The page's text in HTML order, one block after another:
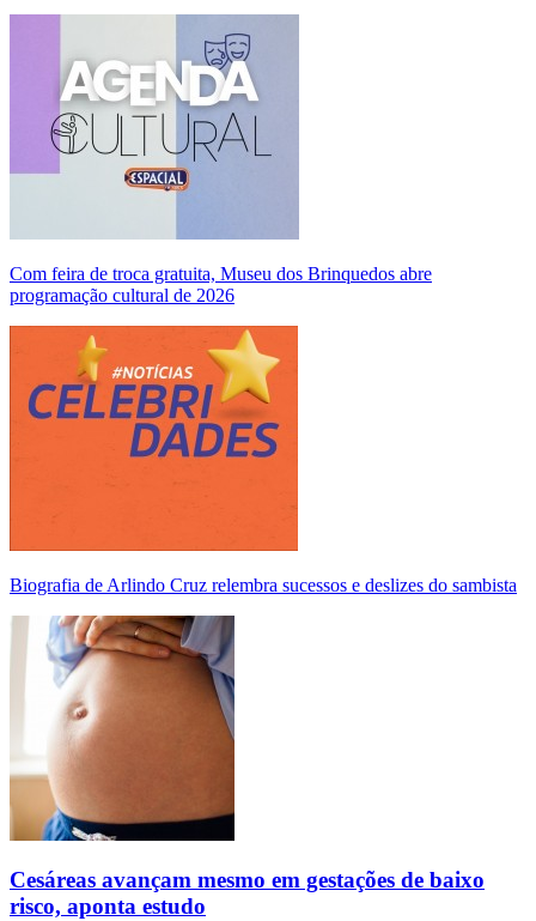
Com feira de troca gratuita, Museu dos Brinquedos abre
programação cultural de 2026
Biografia de Arlindo Cruz relembra sucessos e deslizes do sambista
Cesáreas avançam mesmo em gestações de baixo
risco, aponta estudo